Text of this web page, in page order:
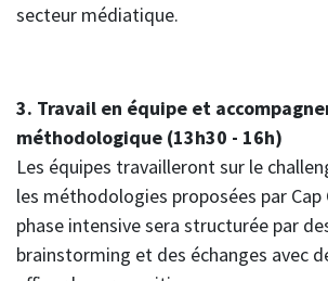
secteur médiatique.
3. Travail en équipe et
méthodologique (13h30 - 16h)
Les équipes travailleront sur le
les méthodologies proposées par Cap
phase intensive sera structurée par
brainstorming et des échanges avec